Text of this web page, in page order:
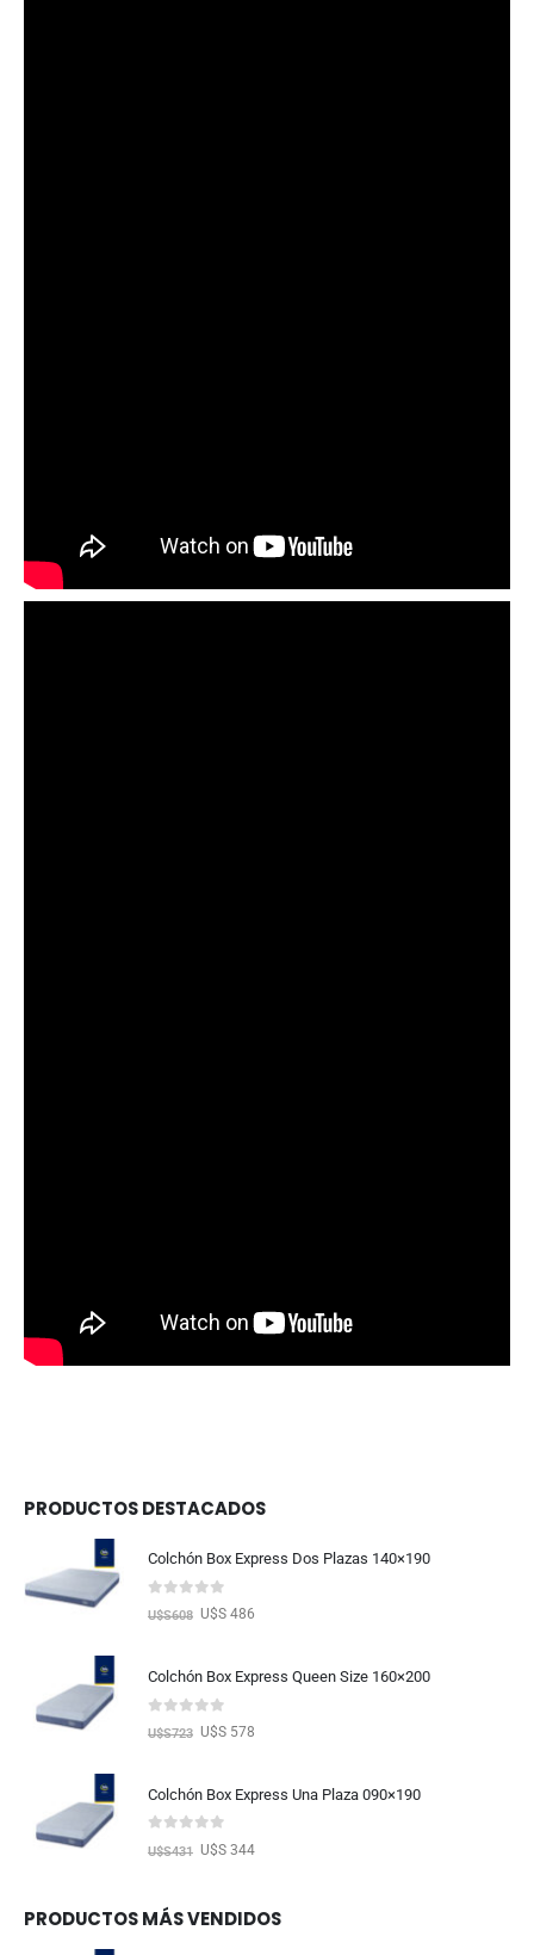
PRODUCTOS DESTACADOS
Colchón Box Express Dos Plazas 140×190
out of 5
U$S608 U$S 486
Colchón Box Express Queen Size 160×200
out of 5
U$S723 U$S 578
Colchón Box Express Una Plaza 090×190
out of 5
U$S431 U$S 344
PRODUCTOS MÁS VENDIDOS